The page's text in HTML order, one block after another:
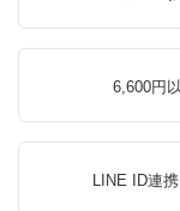
6,600円
LINE ID連